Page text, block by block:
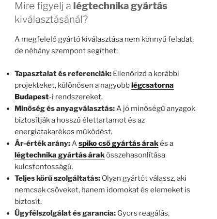
Mire figyelj a légtechnika gyártás
kiválasztásánál?
A megfelelő gyártó kiválasztása nem könnyű feladat,
de néhány szempont segíthet:
Tapasztalat és referenciák: Ellenőrizd a korábbi
projekteket, különösen a nagyobblégcsatorna
Budapest-i rendszereket.
Minőség és anyagválasztás:A jó minőségű anyagok
biztosítják a hosszú élettartamot és az
energiatakarékos működést.
Ár-érték arány:Aspiko cső gyártás árakés a
légtechnika gyártás árakösszehasonlítása
kulcsfontosságú.
Teljes körű szolgáltatás: Olyan gyártót válassz, aki
nemcsak csöveket, hanem idomokat és elemeket is
biztosít.
Ügyfélszolgálat és garancia: Gyors reagálás,